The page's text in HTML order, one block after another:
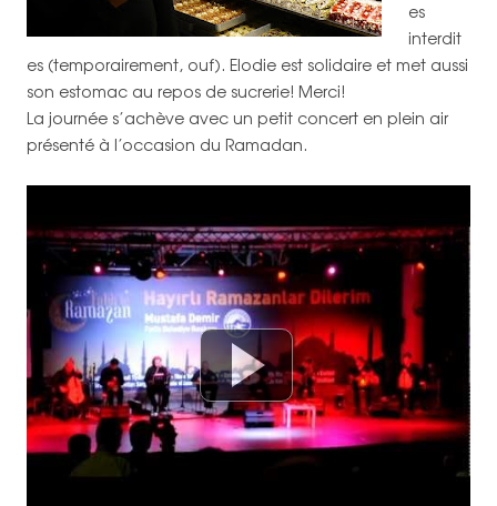
es
interdit
es (temporairement, ouf). Elodie est solidaire et met aussi
son estomac au repos de sucrerie! Merci!
La journée s’achève avec un petit concert en plein air
présenté à l’occasion du Ramadan.